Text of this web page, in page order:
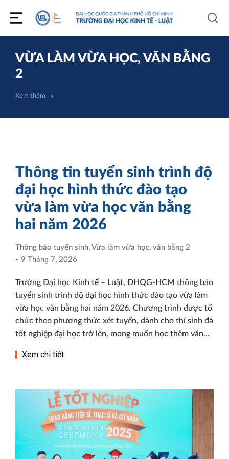
VỪA LÀM VỪA HỌC, VĂN BẰNG
2
Xem thêm
Thông tin tuyển sinh trình độ
đại học hình thức đào tạo
vừa làm vừa học văn bằng
hai năm 2026
Thông báo tuyển sinh, Vừa làm vừa học, văn bằng 2
9 Tháng 7, 2026
Trường Đại học Kinh tế – Luật, ĐHQG-HCM thông báo
tuyển sinh trình độ đại học hình thức đào tạo vừa làm
vừa học văn bằng hai năm 2026. Chương trình được tổ
chức theo phương thức xét tuyển, dành cho thí sinh đã
tốt nghiệp đại học trở lên, mong muốn học thêm văn…
Xem chi tiết